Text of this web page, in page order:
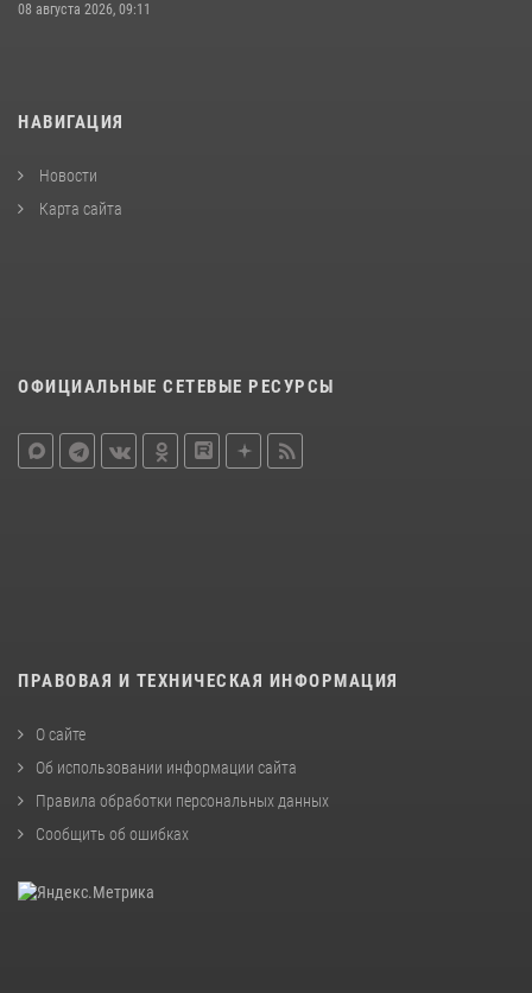
08 августа 2026, 09:11
НАВИГАЦИЯ
Новости
Карта сайта
ОФИЦИАЛЬНЫЕ СЕТЕВЫЕ РЕСУРСЫ
ПРАВОВАЯ И ТЕХНИЧЕСКАЯ ИНФОРМАЦИЯ
О сайте
Об использовании информации сайта
Правила обработки персональных данных
Сообщить об ошибках